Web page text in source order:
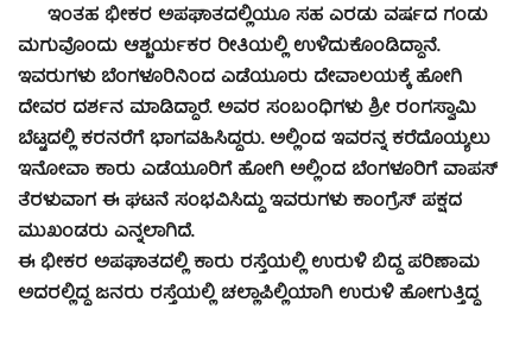
ಇಂತಹ ಭೀಕರ ಅಪಘಾತದಲ್ಲಿಯೂ ಸಹ ಎರಡು ವರ್ಷದ ಗಂಡು
ಮಗುವೊಂದು ಆಶ್ಚರ್ಯಕರ ರೀತಿಯಲ್ಲಿ ಉಳಿದುಕೊಂಡಿದ್ದಾನೆ.
ಇವರುಗಳು ಬೆಂಗಳೂರಿನಿಂದ ಎಡೆಯೂರು ದೇವಾಲಯಕ್ಕೆ ಹೋಗಿ
ದೇವರ ದರ್ಶನ ಮಾಡಿದ್ದಾರೆ. ಅವರ ಸಂಬಂಧಿಗಳು ಶ್ರೀ ರಂಗಸ್ವಾಮಿ
ಬೆಟ್ಟದಲ್ಲಿ ಕರನರೆಗೆ ಭಾಗವಹಿಸಿದ್ದರು. ಅಲ್ಲಿಂದ ಇವರನ್ನ ಕರೆದೊಯ್ಯಲು
ಇನೋವಾ ಕಾರು ಎಡೆಯೂರಿಗೆ ಹೋಗಿ ಅಲ್ಲಿಂದ ಬೆಂಗಳೂರಿಗೆ ವಾಪಸ್
ತೆರಳುವಾಗ ಈ ಘಟನೆ ಸಂಭವಿಸಿದ್ದು ಇವರುಗಳು ಕಾಂಗ್ರೆಸ್ ಪಕ್ಷದ
ಮುಖಂಡರು ಎನ್ನಲಾಗಿದೆ.
ಈ ಭೀಕರ ಅಪಘಾತದಲ್ಲಿ ಕಾರು ರಸ್ತೆಯಲ್ಲಿ ಉರುಳಿ ಬಿದ್ದ ಪರಿಣಾಮ
ಅದರಲ್ಲಿದ್ದ ಜನರು ರಸ್ತೆಯಲ್ಲಿ ಚಲ್ಲಾಪಿಲ್ಲಿಯಾಗಿ ಉರುಳಿ ಹೋಗುತ್ತಿದ್ದ